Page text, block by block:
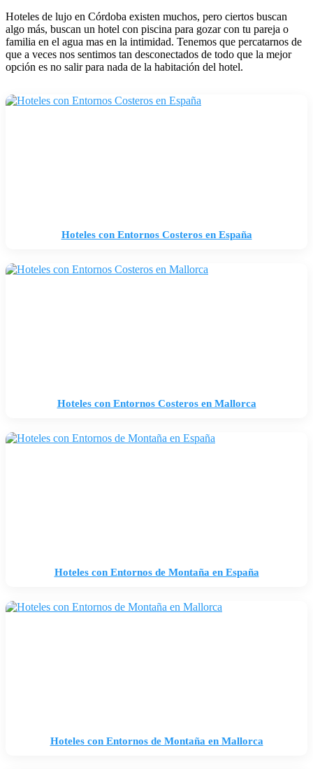
Hoteles de lujo en Córdoba existen muchos, pero ciertos buscan
algo más, buscan un hotel con piscina para gozar con tu pareja o
familia en el agua mas en la intimidad. Tenemos que percatarnos de
que a veces nos sentimos tan desconectados de todo que la mejor
opción es no salir para nada de la habitación del hotel.
Hoteles con Entornos Costeros en España
Hoteles con Entornos Costeros en Mallorca
Hoteles con Entornos de Montaña en España
Hoteles con Entornos de Montaña en Mallorca